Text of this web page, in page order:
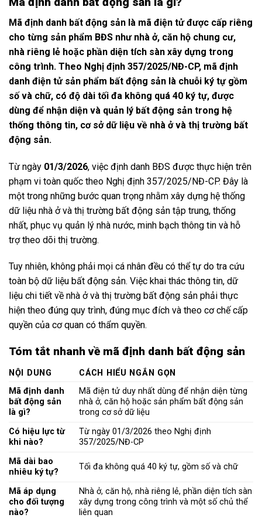
Mã định danh bất động sản là mã điện tử được cấp riêng
cho từng sản phẩm BĐS như nhà ở, căn hộ chung cư,
nhà riêng lẻ hoặc phần diện tích sàn xây dựng trong
công trình. Theo Nghị định 357/2025/NĐ-CP, mã định
danh điện tử sản phẩm bất động sản là chuỗi ký tự gồm
số và chữ, có độ dài tối đa không quá 40 ký tự, được
dùng để nhận diện và quản lý bất động sản trong hệ
thống thông tin, cơ sở dữ liệu về nhà ở và thị trường bất
động sản.
Từ ngày 01/3/2026, việc định danh BĐS được thực hiện trên
phạm vi toàn quốc theo Nghị định 357/2025/NĐ-CP. Đây là
một trong những bước quan trọng nhằm xây dựng hệ thống
dữ liệu nhà ở và thị trường bất động sản tập trung, thống
nhất, phục vụ quản lý nhà nước, minh bạch thông tin và hỗ
trợ theo dõi thị trường.
Tuy nhiên, không phải mọi cá nhân đều có thể tự do tra cứu
toàn bộ dữ liệu bất động sản. Việc khai thác thông tin, dữ
liệu chi tiết về nhà ở và thị trường bất động sản phải thực
hiện theo đúng quy trình, đúng mục đích và theo cơ chế cấp
quyền của cơ quan có thẩm quyền.
Tóm tắt nhanh về mã định danh bất động sản
NỘI DUNG
CÁCH HIỂU NGẮN GỌN
Mã định danh
bất động sản
là gì?
Mã điện tử duy nhất dùng để nhận diện từng
nhà ở, căn hộ hoặc sản phẩm bất động sản
trong cơ sở dữ liệu
Có hiệu lực từ
khi nào?
Từ ngày 01/3/2026 theo Nghị định
357/2025/NĐ-CP
Mã dài bao
nhiêu ký tự?
Tối đa không quá 40 ký tự, gồm số và chữ
Mã áp dụng
cho đối tượng
nào?
Nhà ở, căn hộ, nhà riêng lẻ, phần diện tích sàn
xây dựng trong công trình và một số chủ thể
liên quan